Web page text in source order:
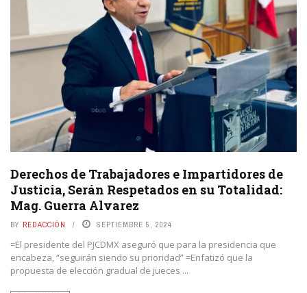
Derechos de Trabajadores e Impartidores de
Justicia, Serán Respetados en su Totalidad:
Mag. Guerra Alvarez
BY REDACCIÓN SEPTIEMBRE 5, 2024
=El presidente del PJCDMX aseguró que para la presidencia que
encabeza, “seguirán siendo su prioridad” =Enfatizó que la
propuesta de elección gradual de jueces ...